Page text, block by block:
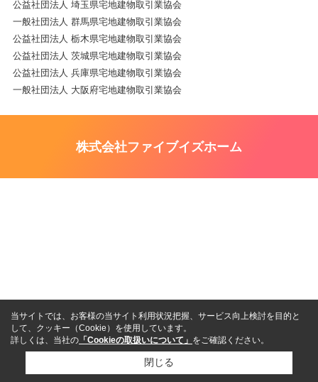
公益社団法人 埼玉県宅地建物取引業協会
一般社団法人 群馬県宅地建物取引業協会
公益社団法人 栃木県宅地建物取引業協会
公益社団法人 茨城県宅地建物取引業協会
公益社団法人 兵庫県宅地建物取引業協会
一般社団法人 大阪府宅地建物取引業協会
株式会社ファイブイズホーム
当サイトでは、お客様の当サイト利用状況把握、サービス向上検討を目的と
して、クッキー（Cookie）を使用しています。
詳しくは、当社の 「Cookieの取扱いについて」 をご確認ください。
閉じる